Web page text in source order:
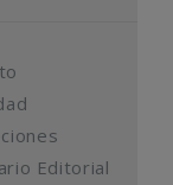
Editorial